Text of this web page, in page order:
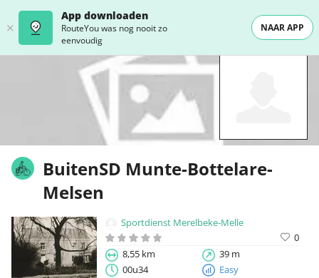
App downloaden
RouteYou was nog nooit zo
eenvoudig
NAAR APP
BuitenSD Munte-Bottelare-
Melsen
Sportdienst Merelbeke-Melle
0
8,55 km
39 m
00u34
Easy